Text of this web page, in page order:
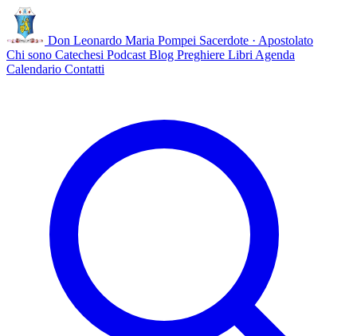
Don Leonardo Maria Pompei Sacerdote · Apostolato
Chi sono Catechesi Podcast Blog Preghiere Libri Agenda
Calendario Contatti